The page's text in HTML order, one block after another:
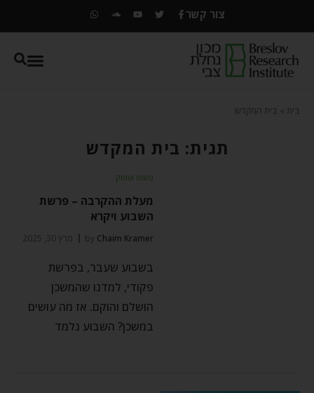
צור קשר
בית בית המקדש
תגית: בית המקדש
פשוט ועמוק
מעלת ההקרבה – פרשת
השבוע ויקרא
by Chaim Kramer מרץ 30, 2025
בשבוע שעבר, בפרשת
פקודי, למדנו שהמשכן
הושלם והוקם. אז מה עושים
במשכן? השבוע נלמד